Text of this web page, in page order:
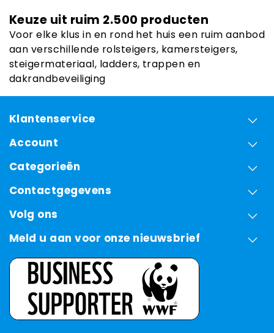
Keuze uit ruim 2.500 producten
Voor elke klus in en rond het huis een ruim aanbod
aan verschillende rolsteigers, kamersteigers,
steigermateriaal, ladders, trappen en
dakrandbeveiliging
Klantenservice
Account
Categorieën
Contactgegevens
Volg ons
Meld u aan voor onze nieuwsbrief